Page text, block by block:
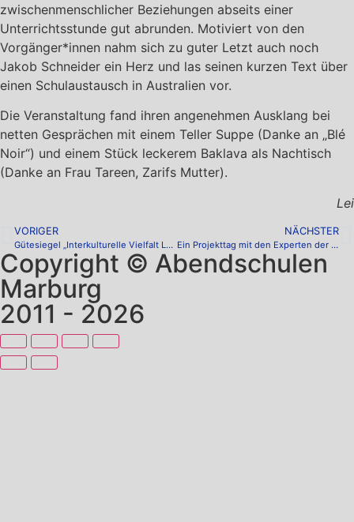
zwischenmenschlicher Beziehungen abseits einer
Unterrichtsstunde gut abrunden. Motiviert von den
Vorgänger*innen nahm sich zu guter Letzt auch noch
Jakob Schneider ein Herz und las seinen kurzen Text über
einen Schulaustausch in Australien vor.
Die Veranstaltung fand ihren angenehmen Ausklang bei
netten Gesprächen mit einem Teller Suppe (Danke an „Blé
Noir“) und einem Stück leckerem Baklava als Nachtisch
(Danke an Frau Tareen, Zarifs Mutter).
Lei
VORIGER
Gütesiegel „Interkulturelle Vielfalt Leben“ – Preisverleihung 2023
NÄCHSTER
Ein Projekttag mit den Experten der „Rote Linie Marburg“
Copyright © Abendschulen
Marburg
2011 - 2026